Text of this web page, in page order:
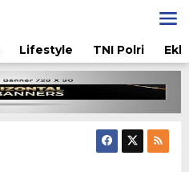
Lifestyle TNI Polri